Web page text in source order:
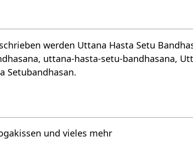
werden Uttana Hasta Setu
uttana-hasta-setu-bandhasana,
Setubandhasan.
und vieles mehr